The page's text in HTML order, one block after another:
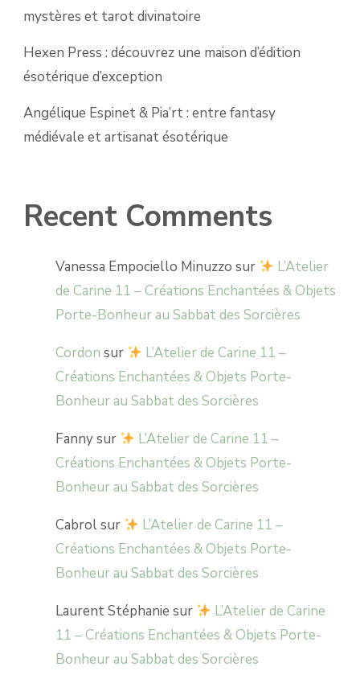
mystères et tarot divinatoire
Hexen Press : découvrez une maison d’édition
ésotérique d’exception
Angélique Espinet & Pia’rt : entre fantasy
médiévale et artisanat ésotérique
Recent Comments
Vanessa Empociello Minuzzo sur
L’Atelier
de Carine 11 – Créations Enchantées & Objets
Porte-Bonheur au Sabbat des Sorcières
Cordon sur
L’Atelier de Carine 11 –
Créations Enchantées & Objets Porte-
Bonheur au Sabbat des Sorcières
Fannysur
L’Atelier de Carine 11 –
Créations Enchantées & Objets Porte-
Bonheur au Sabbat des Sorcières
Cabrolsur
L’Atelier de Carine 11 –
Créations Enchantées & Objets Porte-
Bonheur au Sabbat des Sorcières
Laurent Stéphanie sur
L’Atelier de Carine
11 – Créations Enchantées & Objets Porte-
Bonheur au Sabbat des Sorcières